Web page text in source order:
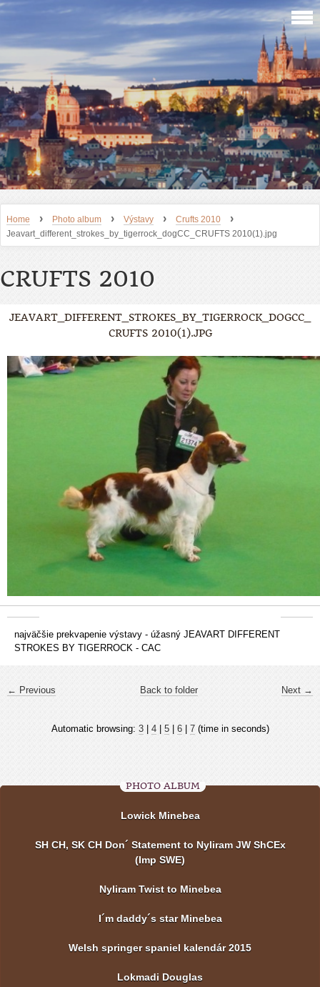
Home › Photo album › Výstavy › Crufts 2010 ›
Jeavart_different_strokes_by_tigerrock_dogCC_CRUFTS 2010(1).jpg
CRUFTS 2010
JEAVART_DIFFERENT_STROKES_BY_TIGERROCK_DOGCC_
CRUFTS 2010(1).JPG
najväčšie prekvapenie výstavy - úžasný JEAVART DIFFERENT
STROKES BY TIGERROCK - CAC
← Previous Next →
Back to folder
Automatic browsing: 3| 4| 5| 6| 7(time in seconds)
PHOTO ALBUM
Lowick Minebea
SH CH, SK CH Don´ Statement to Nyliram JW ShCEx
(Imp SWE)
Nyliram Twist to Minebea
I´m daddy´s star Minebea
Welsh springer spaniel kalendár 2015
Lokmadi Douglas